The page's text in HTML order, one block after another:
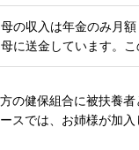
の収入は年金のみ月
に送金しています。
の健保組合に被扶養
スでは、お姉様が加